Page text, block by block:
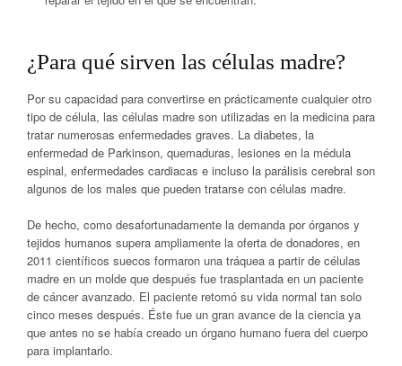
¿Para qué sirven las células madre?
Por su capacidad para convertirse en prácticamente cualquier otro
tipo de célula, las células madre son utilizadas en la medicina para
tratar numerosas enfermedades graves. La diabetes, la
enfermedad de Parkinson, quemaduras, lesiones en la médula
espinal, enfermedades cardiacas e incluso la parálisis cerebral son
algunos de los males que pueden tratarse con células madre.
De hecho, como desafortunadamente la demanda por órganos y
tejidos humanos supera ampliamente la oferta de donadores, en
2011 científicos suecos formaron una tráquea a partir de células
madre en un molde que después fue trasplantada en un paciente
de cáncer avanzado. El paciente retomó su vida normal tan solo
cinco meses después. Éste fue un gran avance de la ciencia ya
que antes no se había creado un órgano humano fuera del cuerpo
para implantarlo.